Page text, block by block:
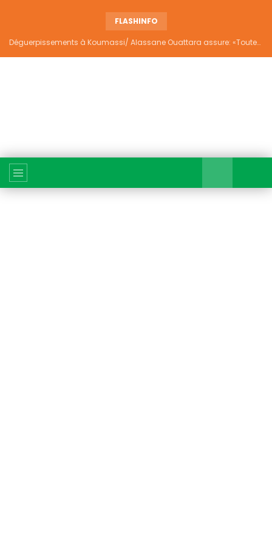
FLASHINFO
Déguerpissements à Koumassi/ Alassane Ouattara assure: «Toutes les responsabilités seront établies et elles donneront lieu aux sanctions prévues par la loi»